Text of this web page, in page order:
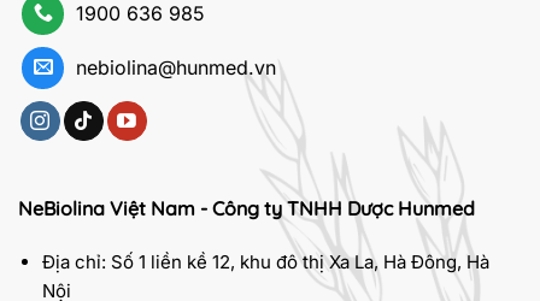
1900 636 985
nebiolina@hunmed.vn
NeBiolina Việt Nam - Công ty TNHH Dược Hunmed
Địa chỉ: Số 1 liền kề 12, khu đô thị Xa La, Hà Đông, Hà
Nội